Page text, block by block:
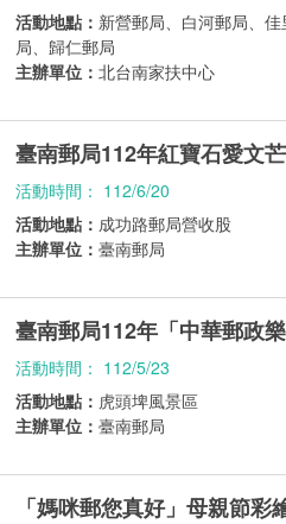
活動地點： 新營郵局、白河郵局、
局、歸仁郵局
主辦單位： 北台南家扶中心
臺南郵局112年紅寶石愛文
活動時間： 112/6/20
活動地點： 成功路郵局營收股
主辦單位： 臺南郵局
臺南郵局112年「中華郵政
活動時間： 112/5/23
活動地點： 虎頭埤風景區
主辦單位： 臺南郵局
「媽咪郵您真好」母親節彩